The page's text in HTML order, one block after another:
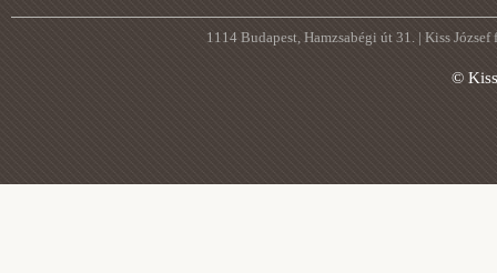
1114 Budapest, Hamzsabégi út 31. | Kiss
©